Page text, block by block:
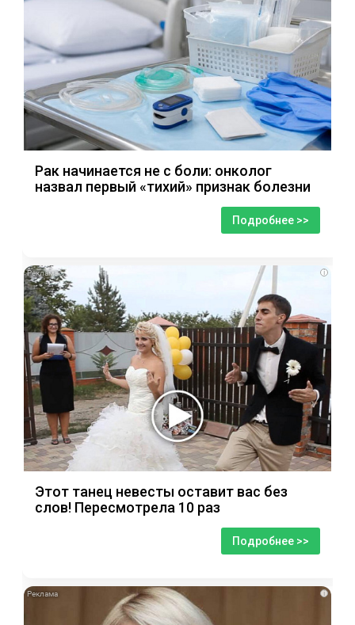
Рак начинается не с боли: онколог
назвал первый «тихий» признак болезни
Подробнее >>
i
Этот танец невесты оставит вас без
слов! Пересмотрела 10 раз
Подробнее >>
i